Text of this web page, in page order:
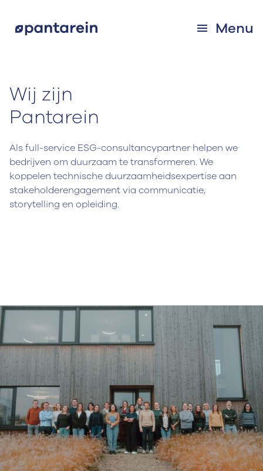
Menu
Wij zijn
Pantarein
Als full-service ESG-consultancypartner helpen we
bedrijven om duurzaam te transformeren. We
koppelen technische duurzaamheidsexpertise aan
stakeholderengagement via communicatie,
storytelling en opleiding.